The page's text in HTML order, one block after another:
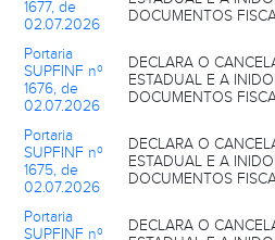
1677, de
02.07.2026
DOCUMENTOS
Portaria
SUPFINF nº
1676, de
02.07.2026
DECLARA O
ESTADUAL E A
DOCUMENTOS
Portaria
SUPFINF nº
1675, de
02.07.2026
DECLARA O
ESTADUAL E A
DOCUMENTOS
Portaria
SUPFINF nº
DECLARA O